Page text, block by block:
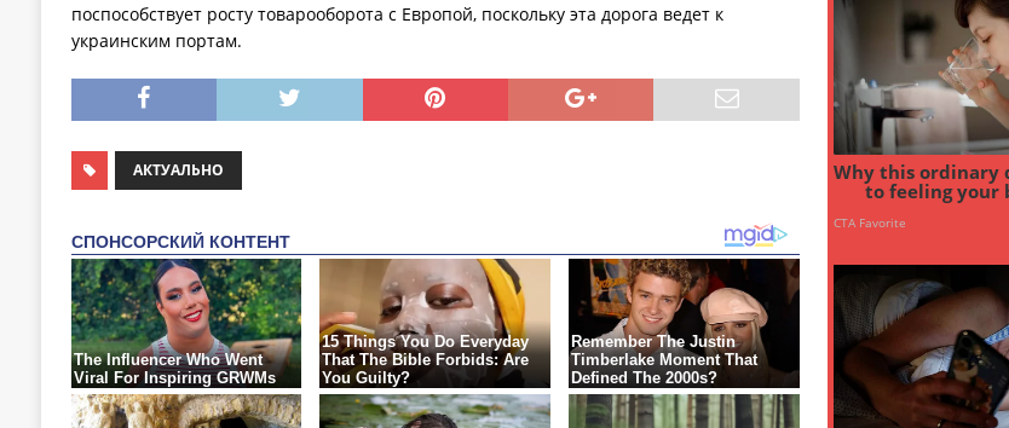
поспособствует росту товарооборота с Европой, поскольку эта дорога ведет к
украинским портам.
АКТУАЛЬНО